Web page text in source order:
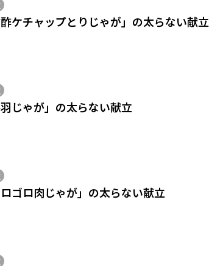
酢ケチャップとりじゃが」の太らない献立
羽じゃが」の太らない献立
ロゴロ肉じゃが」の太らない献立